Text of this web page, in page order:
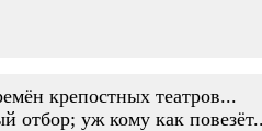
крепостных театров...
отбор; уж кому как